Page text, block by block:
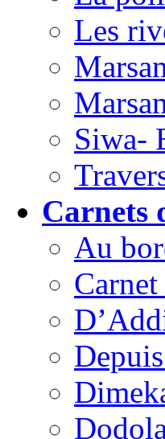
Les
Siwa-
Carnets
Au